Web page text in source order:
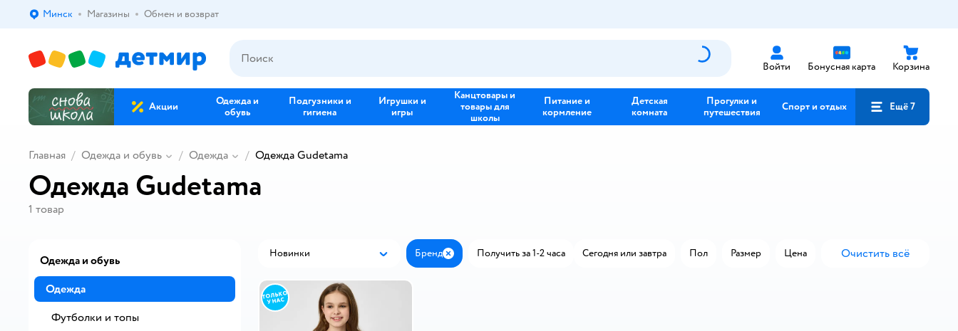
Выбор адреса доставки.
Минск Магазины Обмен и возврат
Войти Бонусная карта Корзина
Акции
Одежда и
обувь
Подгузники и
гигиена
Игрушки и
игры
Канцтовары и
товары для
школы
Питание и
кормление
Детская
комната
Прогулки и
путешествия
Спорт и отдых Ещё 7
Главная Одежда и обувь Одежда Одежда Gudetama
Одежда Gudetama
1 товар
Новинки Бренд ЗакрытьПолучить за 1-2 часа Сегодня или завтра Пол Размер Цена Очистить всё
Одежда и обувь
Одежда
Футболки и топы